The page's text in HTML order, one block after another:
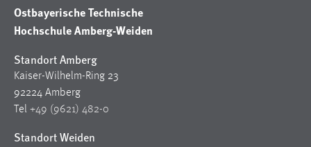
Ostbayerische Technische
Hochschule Amberg-Weiden
Standort Amberg
Kaiser-Wilhelm-Ring 23
92224 Amberg
Tel +49 (9621) 482-0
Standort Weiden